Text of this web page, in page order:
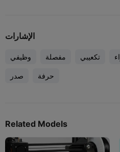
الإشارات
وظيفي مفصلة تكعيبي
صدر حرفة
Related Models